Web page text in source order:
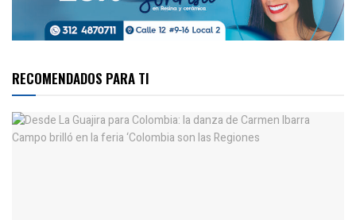
RECOMENDADOS PARA TI